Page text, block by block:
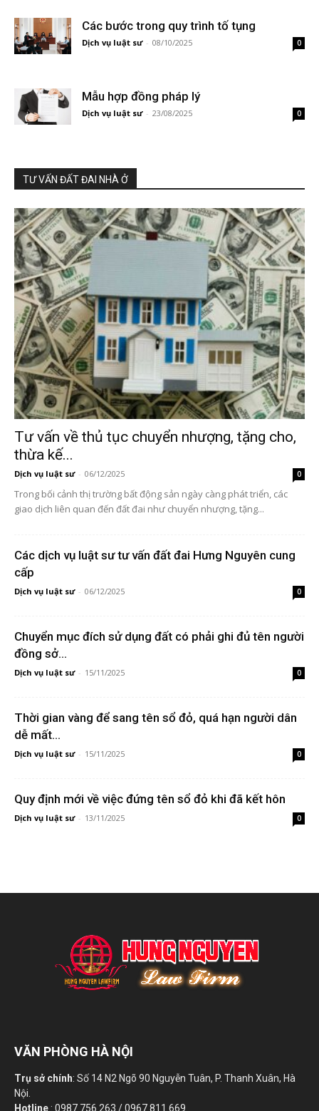
Các bước trong quy trình tố tụng
Dịch vụ luật sư - 08/10/2025 0
Mẫu hợp đồng pháp lý
Dịch vụ luật sư - 23/08/2025 0
TƯ VẤN ĐẤT ĐAI NHÀ Ở
Tư vấn về thủ tục chuyển nhượng, tặng cho,
thừa kế...
Dịch vụ luật sư - 06/12/2025 0
Trong bối cảnh thị trường bất động sản ngày càng phát triển, các
giao dịch liên quan đến đất đai như chuyển nhượng, tặng...
Các dịch vụ luật sư tư vấn đất đai Hưng Nguyên cung
cấp
Dịch vụ luật sư - 06/12/2025 0
Chuyển mục đích sử dụng đất có phải ghi đủ tên người
đồng sở...
Dịch vụ luật sư - 15/11/2025 0
Thời gian vàng để sang tên sổ đỏ, quá hạn người dân
dễ mất...
Dịch vụ luật sư - 15/11/2025 0
Quy định mới về việc đứng tên sổ đỏ khi đã kết hôn
Dịch vụ luật sư - 13/11/2025 0
VĂN PHÒNG HÀ NỘI
Trụ sở chính: Số 14 N2 Ngõ 90 Nguyễn Tuân, P. Thanh Xuân, Hà
Nội.
Hotline : 0987 756 263 / 0967 811 669